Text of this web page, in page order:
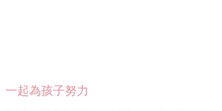
一起為孩子努力